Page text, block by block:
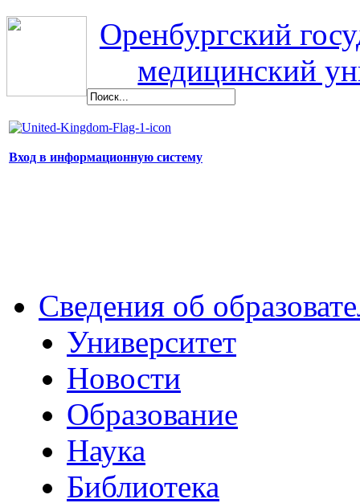
Оренбургский
медицинский
Вход в информационную систему
Сведения об
Университет
Новости
Образование
Наука
Библиотека